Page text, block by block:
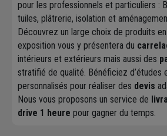
pour les professionnels et particuliers :
tuiles, plâtrerie, isolation et
Découvrez un large choix de produits en
exposition vous y présentera du
intérieurs et extérieurs mais aussi des
stratifié de qualité. Bénéficiez d’études
personnalisés pour réaliser des devis
Nous vous proposons un service de
drive 1 heure pour gagner du temps.